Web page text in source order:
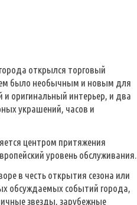
открылся торговый
было необычным и новым для
и оригинальный интерьер, и два
украшений, часов и
центром притяжения
уровень обслуживания.
в честь открытия сезона или
обсуждаемых событий города,
звезды, зарубежные